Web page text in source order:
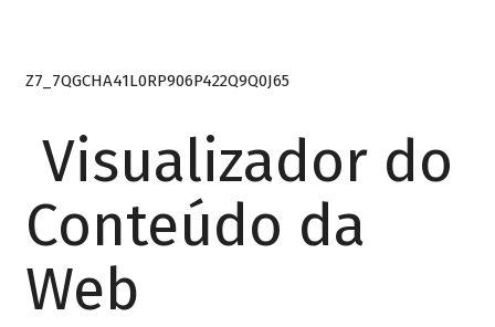
Z7_7QGCHA41L0RP906P422Q9Q0J65
Visualizador do
Conteúdo da
Web